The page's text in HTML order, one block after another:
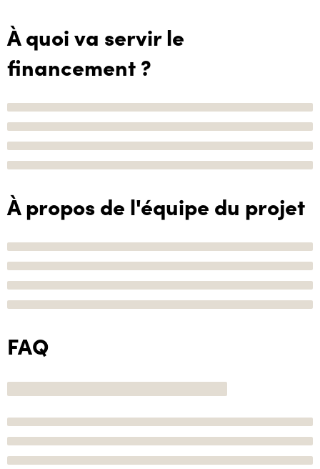
À quoi va servir le
financement ?
À propos de l'équipe du projet
FAQ